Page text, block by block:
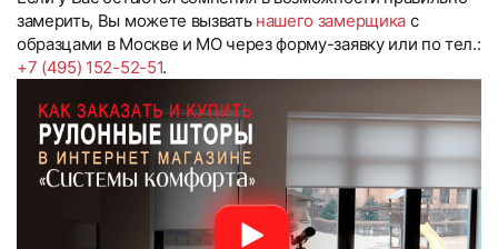
замерить, Вы можете вызвать нашего замерщикас
образцами в Москве и МО через форму-заявку или по тел.:
+7 (495) 152-52-51.